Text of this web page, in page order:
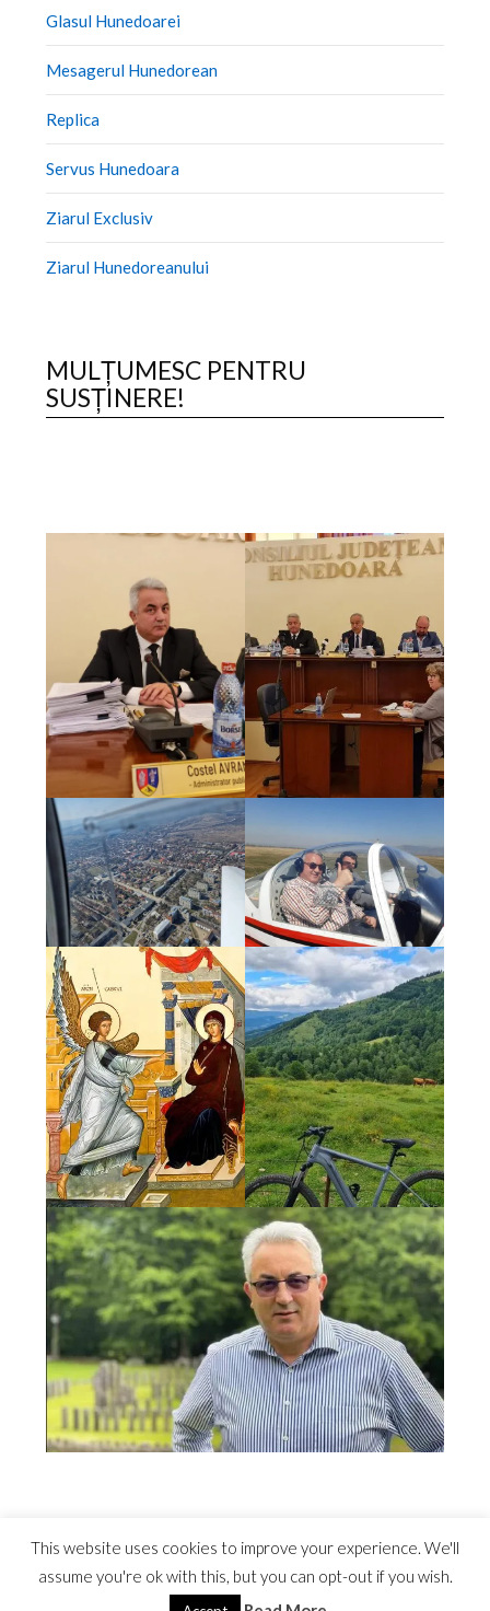
Glasul Hunedoarei
Mesagerul Hunedorean
Replica
Servus Hunedoara
Ziarul Exclusiv
Ziarul Hunedoreanului
MULȚUMESC PENTRU
SUSȚINERE!
This website uses cookies to improve your experience. We'll
assume you're ok with this, but you can opt-out if you wish.